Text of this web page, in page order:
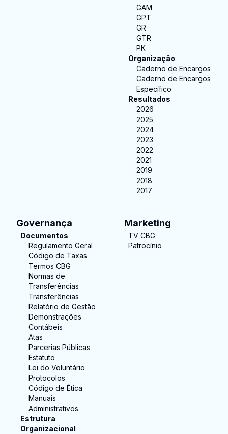
GAM
GPT
GR
GTR
PK
Organização
Caderno de Encargos
Caderno de Encargos
Específico
Resultados
2026
2025
2024
2023
2022
2021
2019
2018
2017
Governança
Documentos
Regulamento Geral
Código de Taxas
Termos CBG
Normas de
Transferências
Transferências
Relatório de Gestão
Demonstrações
Contábeis
Atas
Parcerias Públicas
Estatuto
Lei do Voluntário
Protocolos
Código de Ética
Manuais
Administrativos
Estrutura
Organizacional
Marketing
TV CBG
Patrocínio